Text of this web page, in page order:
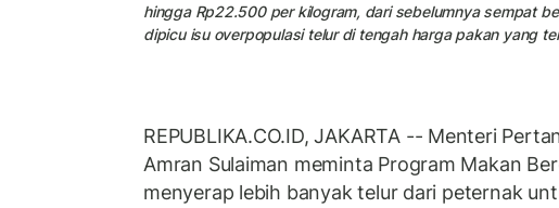
hingga Rp22.500 per kilogram, dari sebelumnya sempat
dipicu isu overpopulasi telur di tengah harga pakan yang
REPUBLIKA.CO.ID, JAKARTA -- Menteri
Amran Sulaiman meminta Program Makan
menyerap lebih banyak telur dari peternak